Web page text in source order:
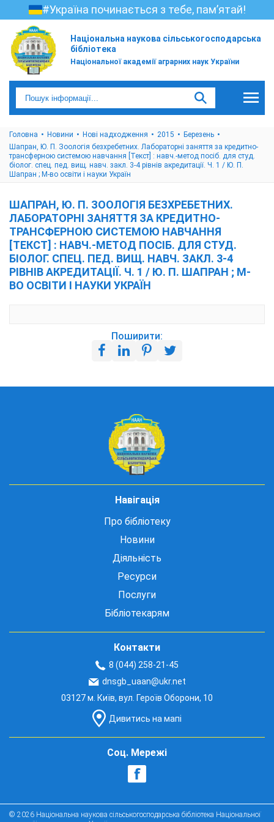
#Україна починається з тебе, пам’ятай!
Національна наукова сільськогосподарська
бібліотека
Національної академії аграрних наук України
Головна Новини Нові надходження 2015
Березень
Шапран, Ю. П. Зоологія безхребетних. Лабораторні заняття за кредитно-
трансферною системою навчання [Текст] : навч.-метод посіб. для студ.
біолог. спец. пед. вищ. навч. закл. 3-4 рівнів акредитації. Ч. 1 / Ю. П.
Шапран ; М-во освіти і науки Україн
ШАПРАН, Ю. П. ЗООЛОГІЯ БЕЗХРЕБЕТНИХ.
ЛАБОРАТОРНІ ЗАНЯТТЯ ЗА КРЕДИТНО-
ТРАНСФЕРНОЮ СИСТЕМОЮ НАВЧАННЯ
[ТЕКСТ] : НАВЧ.-МЕТОД ПОСІБ. ДЛЯ СТУД.
БІОЛОГ. СПЕЦ. ПЕД. ВИЩ. НАВЧ. ЗАКЛ. 3-4
РІВНІВ АКРЕДИТАЦІЇ. Ч. 1 / Ю. П. ШАПРАН ; М-
ВО ОСВІТИ І НАУКИ УКРАЇН
Поширити:
Навігація
Про бібліотеку
Новини
Діяльність
Ресурси
Послуги
Бібліотекарям
Контакти
8 (044) 258-21-45
dnsgb_uaan@ukr.net
03127 м. Київ, вул. Героїв Оборони, 10
Дивитись на мапі
Соц. Мережі
© 2026 Національна наукова сільськогосподарська бібліотека Національної